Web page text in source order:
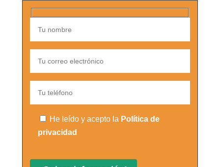
He leído y acepto la Política de
privacidad